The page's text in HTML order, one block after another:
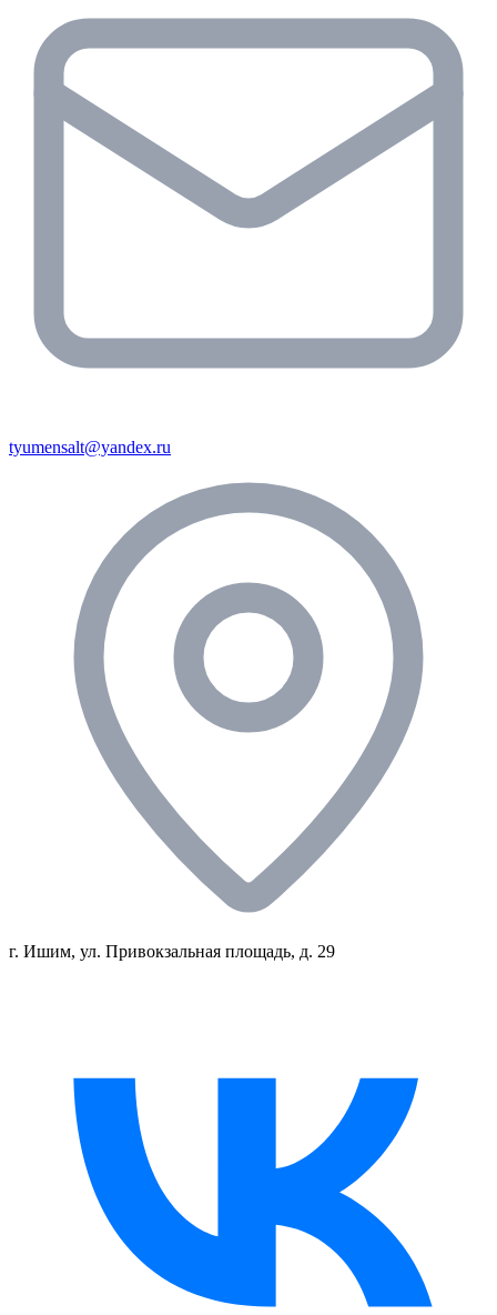
tyumensalt@yandex.ru
г. Ишим, ул. Привокзальная площадь, д. 29